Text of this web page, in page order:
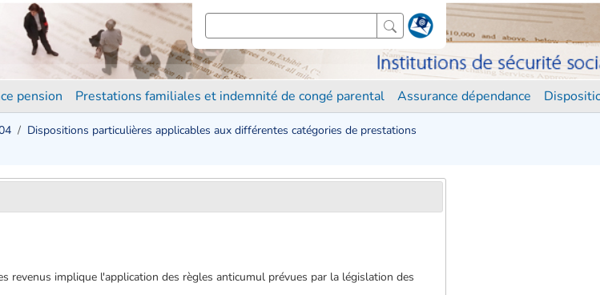
pension Prestations familiales et indemnité de congé parental Assurance dépendance
Dispositions particulières applicables aux différentes catégories de prestations
revenus implique l'application des règles anticumul prévues par la législation des